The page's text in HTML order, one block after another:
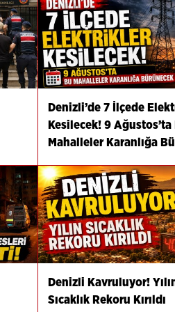
Denizli’de 7 İlçede
Kesilecek! 9 Ağustos’ta
Mahalleler Karanlığa
Denizli Kavruluyor!
Sıcaklık Rekoru Kırıldı